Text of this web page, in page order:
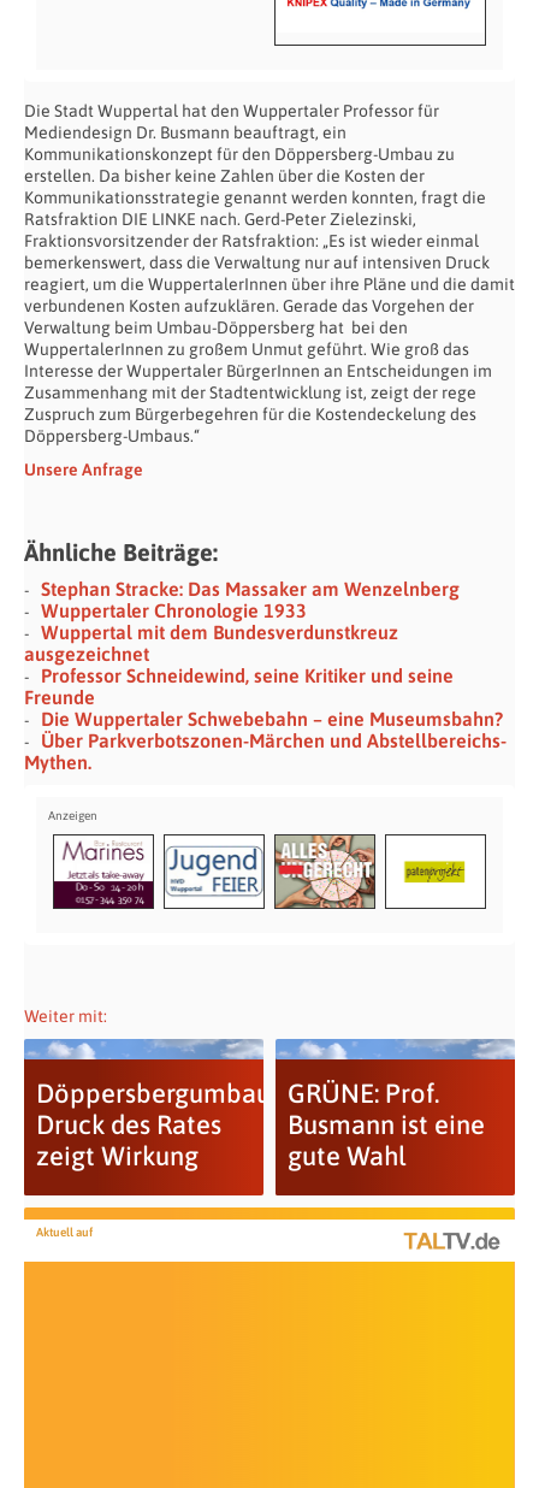
Die Stadt Wuppertal hat den Wuppertaler Professor für
Mediendesign Dr. Busmann beauftragt, ein
Kommunikationskonzept für den Döppersberg-Umbau zu
erstellen. Da bisher keine Zahlen über die Kosten der
Kommunikationsstrategie genannt werden konnten, fragt die
Ratsfraktion DIE LINKE nach. Gerd-Peter Zielezinski,
Fraktionsvorsitzender der Ratsfraktion: „Es ist wieder einmal
bemerkenswert, dass die Verwaltung nur auf intensiven Druck
reagiert, um die WuppertalerInnen über ihre Pläne und die damit
verbundenen Kosten aufzuklären. Gerade das Vorgehen der
Verwaltung beim Umbau-Döppersberg hat bei den
WuppertalerInnen zu großem Unmut geführt. Wie groß das
Interesse der Wuppertaler BürgerInnen an Entscheidungen im
Zusammenhang mit der Stadtentwicklung ist, zeigt der rege
Zuspruch zum Bürgerbegehren für die Kostendeckelung des
Döppersberg-Umbaus.“
Unsere Anfrage
Ähnliche Beiträge:
Stephan Stracke: Das Massaker am Wenzelnberg
Wuppertaler Chronologie 1933
Wuppertal mit dem Bundesverdunstkreuz
ausgezeichnet
Professor Schneidewind, seine Kritiker und seine
Freunde
Die Wuppertaler Schwebebahn – eine Museumsbahn?
Über Parkverbotszonen-Märchen und Abstellbereichs-
Mythen.
Weiter mit:
Döppersbergumbau:
Druck des Rates
zeigt Wirkung
GRÜNE: Prof.
Busmann ist eine
gute Wahl
Aktuell auf